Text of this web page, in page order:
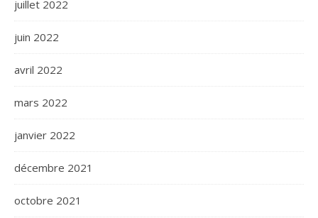
juillet 2022
juin 2022
avril 2022
mars 2022
janvier 2022
décembre 2021
octobre 2021